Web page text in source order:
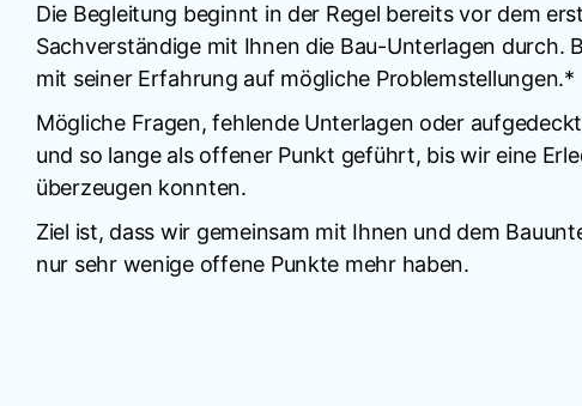
Die Begleitung beginnt in der Regel bereits vor dem
Sachverständige mit Ihnen die Bau-Unterlagen durch.
mit seiner Erfahrung auf mögliche Problemstellungen.*
Mögliche Fragen, fehlende Unterlagen oder
und so lange als offener Punkt geführt, bis wir eine
überzeugen konnten.
Ziel ist, dass wir gemeinsam mit Ihnen und dem
nur sehr wenige offene Punkte mehr haben.